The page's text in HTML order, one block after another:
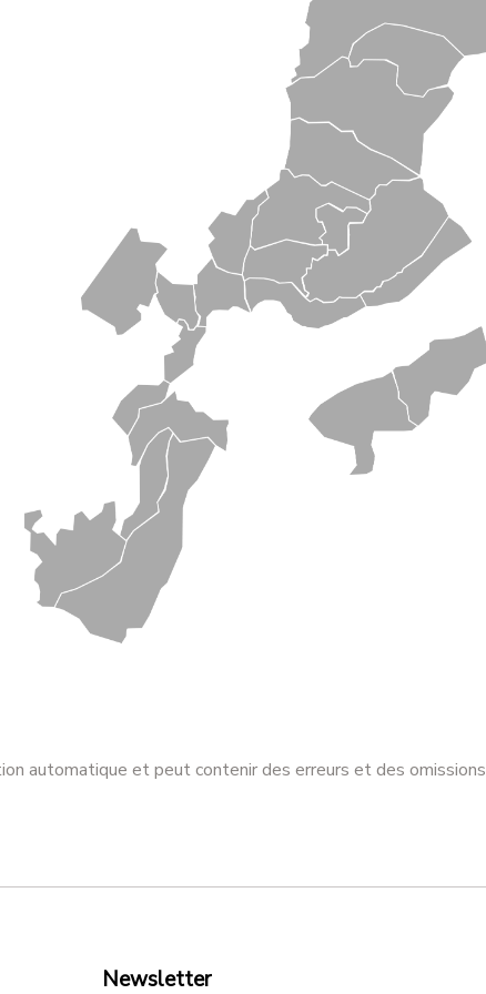
automatique et peut contenir des erreurs et des omissions
Newsletter